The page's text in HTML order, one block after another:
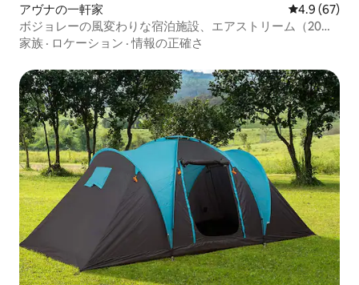
アヴナの一軒家 レビュー67
4.9 (67)
ボジョレーの風変わりな宿泊施設、エアストリーム（20名
様）
家族 · ロケーション ·情報の正確さ